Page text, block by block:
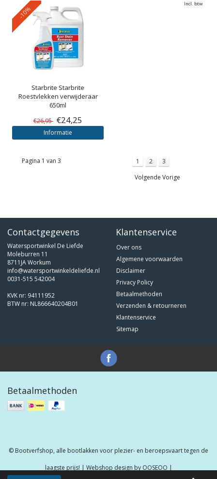
-10%
Starbrite Starbrite
Roestvlekken verwijderaar
650ml
€26,95 €24,25
Informatie
Incl. btw
Pagina 1 van 3 1 2
3
Volgende Vorige
Contactgegevens
Watersportwinkel De Liefde
Moleburren 11
8711JA Workum
info@watersportwinkeldeliefde.nl
0031-515 542004
KVK nr: 94111952
BTW nr: NL866640204B01
Klantenservice
Over ons
Algemene voorwaarden
Disclaimer
Privacy Policy
Betaalmethoden
Verzenden & retourneren
Klantenservice
Sitemap
Betaalmethoden
© Bootverfshop, alle bootlakken voor plezier- en beroepsvaart tegen de
laagste prijs! | Webshop design by OOSEOO |